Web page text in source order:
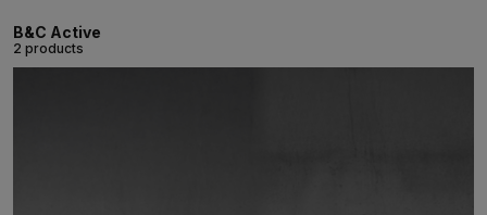
B&C Active
2 products